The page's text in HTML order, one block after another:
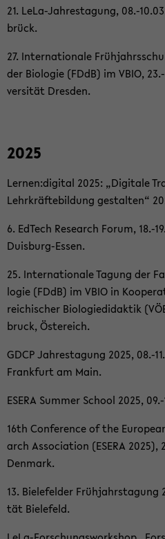
21. LeLa-​Jahrestagung, 08.-
brück.
27. In­ter­na­tio­na­le
der Bio­lo­gie (FDdB) im VBIO,
ver­si­tät Dres­den.
2025
Ler­nen:di­gi­tal 2025: „Di­gi­ta­le
Lehr­kräf­te­bil­dung ge­stal­ten“
6. Ed­Tech Re­se­arch Forum, 18.-
Duisburg-​Essen.
25. In­ter­na­tio­na­le Ta­gung der
lo­gie (FDdB) im VBIO in
rei­chi­scher Bio­lo­gie­di­dak­tik
bruck, Ös­te­reich.
GDCP Jah­res­ta­gung 2025, 08.-
Frank­furt am Main.
ESERA Sum­mer School 2025,
16th Con­fe­rence of the
arch As­so­cia­ti­on (ESERA 2025),
Den­mark.
13. Bie­le­fel­der Früh­jahrs­ta­gung
tät Bie­le­feld.